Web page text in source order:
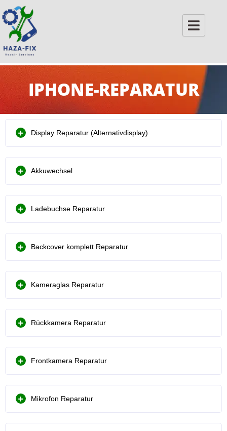
to
content
IPHONE-REPARATUR
Display Reparatur (Alternativdisplay)
Akkuwechsel
Ladebuchse Reparatur
Backcover komplett Reparatur
Kameraglas Reparatur
Rückkamera Reparatur
Frontkamera Reparatur
Mikrofon Reparatur